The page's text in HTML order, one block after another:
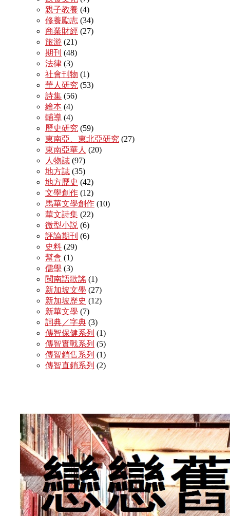
親子教養 (4)
修養勵志 (34)
商業財經 (27)
旅游 (21)
期刊 (48)
法律 (3)
社會刊物 (1)
華人研究 (53)
詩集 (56)
繪本 (4)
輔導 (4)
歷史研究 (59)
東南亞、東北亞研究 (27)
東南亞華人 (20)
人物誌 (97)
地方誌 (35)
地方歷史 (42)
文學創作 (12)
馬華文學創作 (10)
華文詩集 (22)
微型小説 (6)
評論期刊 (6)
史料 (29)
幫會 (1)
儒學 (3)
閩南語歌謠 (1)
新加坡文學 (27)
新加坡歷史 (12)
新華文學 (7)
詞典／字典 (3)
傳智保健系列 (1)
傳智實戰系列 (5)
傳智銷售系列 (1)
傳智直銷系列 (2)